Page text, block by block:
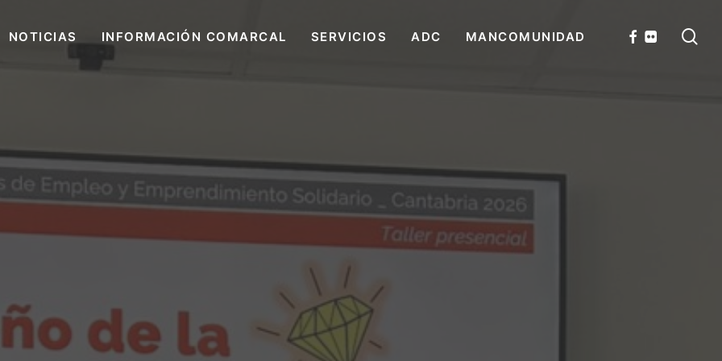
NOTICIAS INFORMACIÓN COMARCAL SERVICIOS ADC MANCOMUNIDAD FACEBOOK
FLICKR